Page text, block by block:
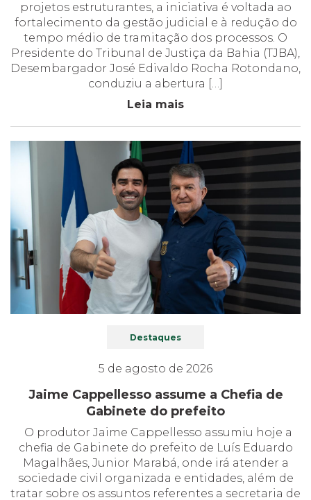
projetos estruturantes, a iniciativa é voltada ao
fortalecimento da gestão judicial e à redução do
tempo médio de tramitação dos processos. O
Presidente do Tribunal de Justiça da Bahia (TJBA),
Desembargador José Edivaldo Rocha Rotondano,
conduziu a abertura […]
Leia mais
Destaques
5 de agosto de 2026
Jaime Cappellesso assume a Chefia de
Gabinete do prefeito
O produtor Jaime Cappellesso assumiu hoje a
chefia de Gabinete do prefeito de Luís Eduardo
Magalhães, Junior Marabá, onde irá atender a
sociedade civil organizada e entidades, além de
tratar sobre os assuntos referentes a secretaria de